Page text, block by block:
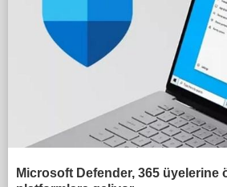
Microsoft Defender, 365 üyelerine